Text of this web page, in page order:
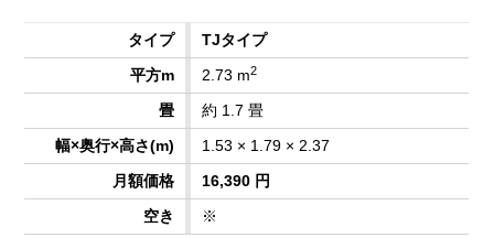
TJタイプ
2.73 m2
約 1.7 畳
1.53 × 1.79 × 2.37
16,390 円
※